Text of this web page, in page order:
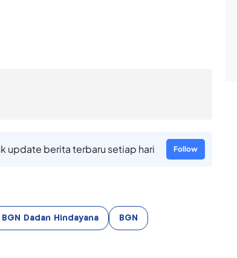
update berita terbaru setiap hari Follow
BGN Dadan Hindayana BGN